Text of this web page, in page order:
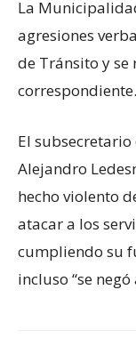
La
agresiones
de Tránsito y
correspondiente.
El
Alejandro
hecho violento
atacar a los
cumpliendo su
incluso “se